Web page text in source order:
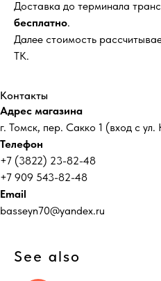
Доставка до терминала
бесплатно.
Далее стоимость
ТК.
Контакты
Адрес магазина
г. Томск, пер. Сакко 1 (вход с
Телефон
+7 (3822) 23-82-48
+7 909 543-82-48
Email
basseyn70@yandex.ru
See also